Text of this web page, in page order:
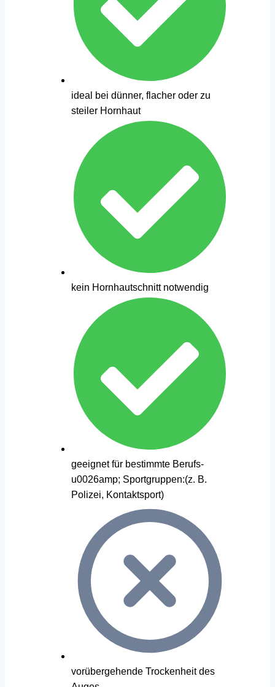
ideal bei dünner, flacher oder zu
steiler Hornhaut
kein Hornhautschnitt notwendig
geeignet für bestimmte Berufs-
u0026amp; Sportgruppen:(z. B.
Polizei, Kontaktsport)
vorübergehende Trockenheit des